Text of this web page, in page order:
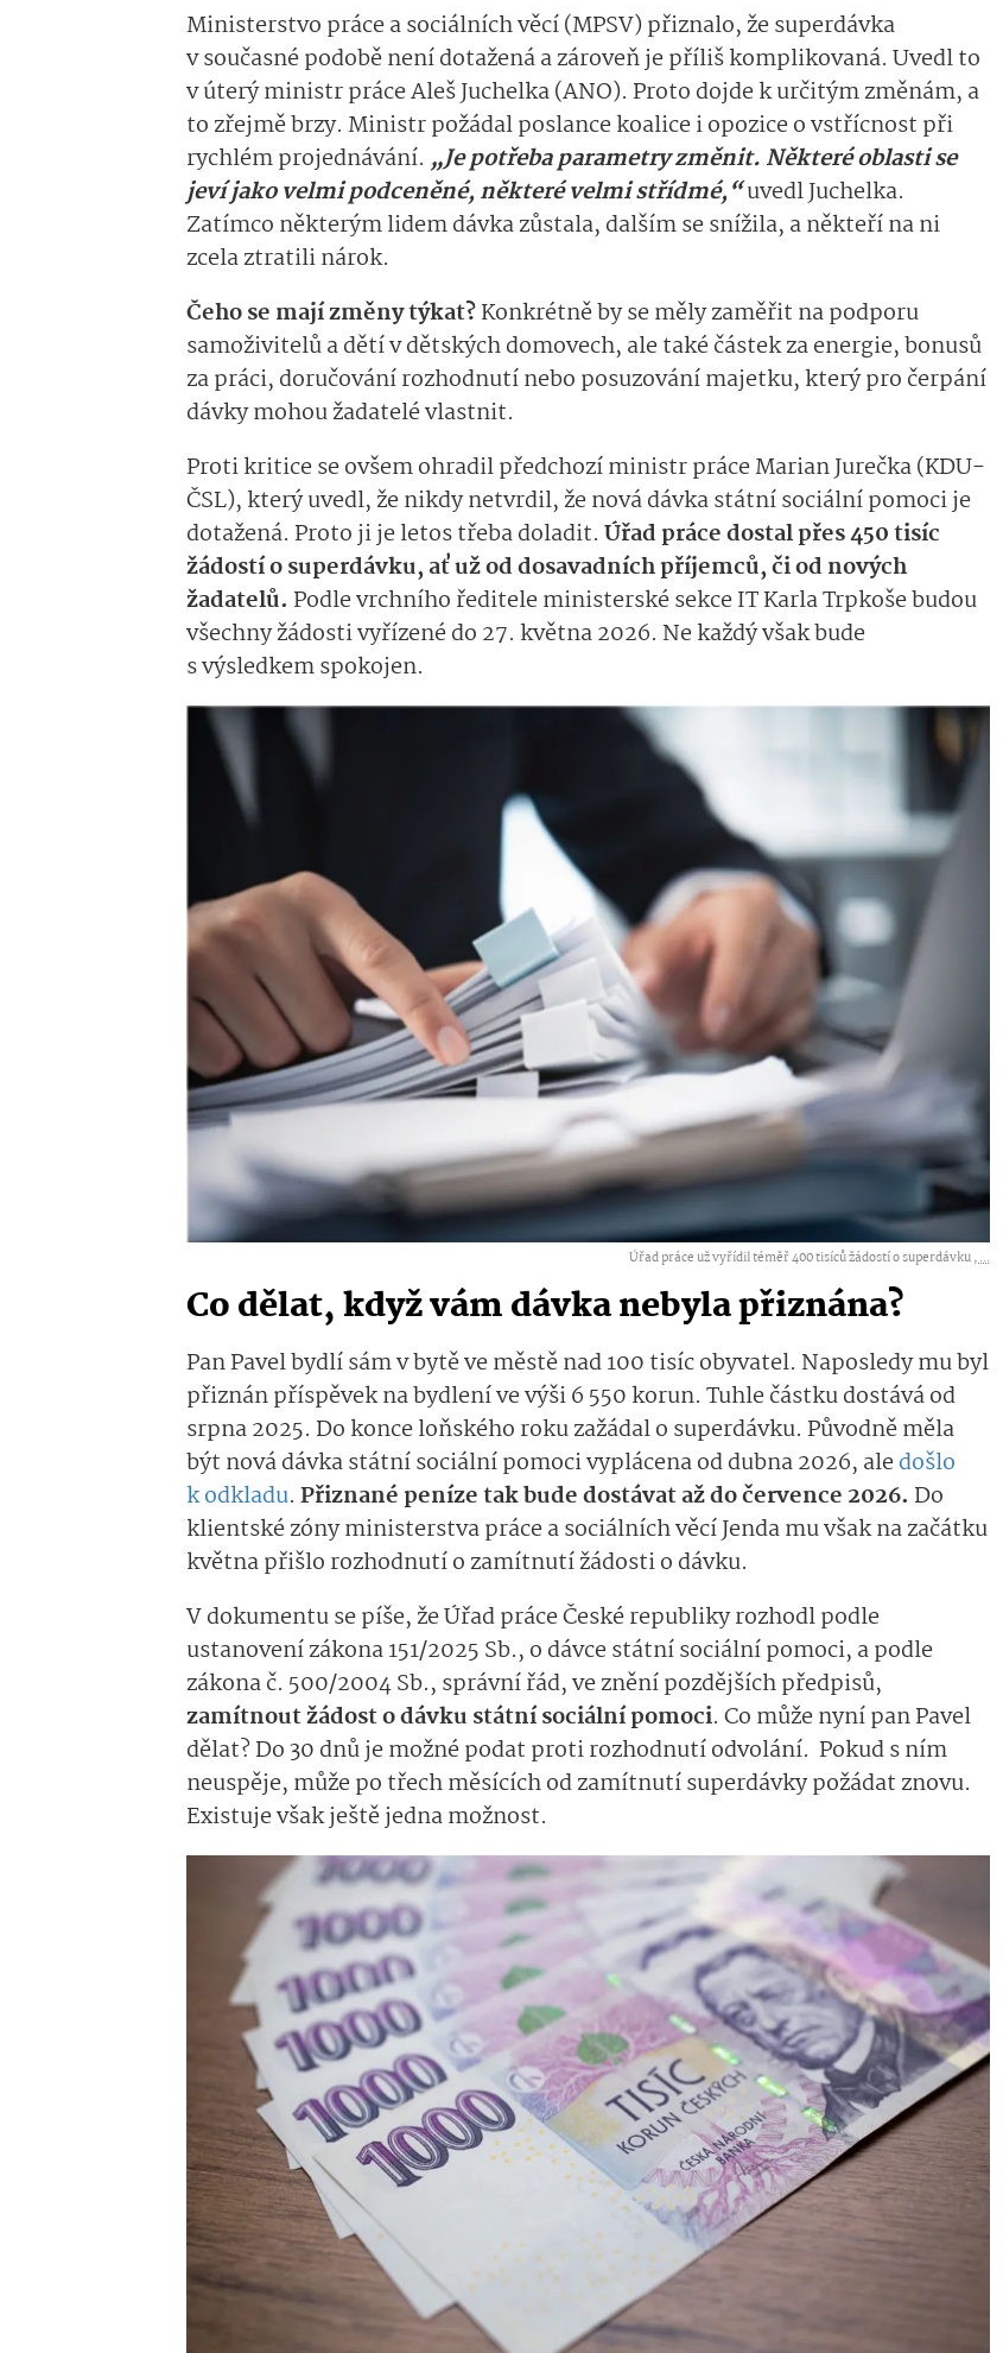
Ministerstvo práce a sociálních věcí (MPSV) přiznalo, že superdávka
v současné podobě není dotažená a zároveň je příliš komplikovaná. Uvedl to
v úterý ministr práce Aleš Juchelka (ANO). Proto dojde k určitým změnám, a
to zřejmě brzy. Ministr požádal poslance koalice i opozice o vstřícnost při
rychlém projednávání. „Je potřeba parametry změnit. Některé oblasti se
jeví jako velmi podceněné, některé velmi střídmé,“uvedl Juchelka.
Zatímco některým lidem dávka zůstala, dalším se snížila, a někteří na ni
zcela ztratili nárok.
Čeho se mají změny týkat?Konkrétně by se měly zaměřit na podporu
samoživitelů a dětí v dětských domovech, ale také částek za energie, bonusů
za práci, doručování rozhodnutí nebo posuzování majetku, který pro čerpání
dávky mohou žadatelé vlastnit.
Proti kritice se ovšem ohradil předchozí ministr práce Marian Jurečka (KDU-
ČSL), který uvedl, že nikdy netvrdil, že nová dávka státní sociální pomoci je
dotažená. Proto ji je letos třeba doladit. Úřad práce dostal přes 450 tisíc
žádostí o superdávku, ať už od dosavadních příjemců, či od nových
žadatelů. Podle vrchního ředitele ministerské sekce IT Karla Trpkoše budou
všechny žádosti vyřízené do 27. května 2026. Ne každý však bude
s výsledkem spokojen.
Úřad práce už vyřídil téměř 400 tisíců žádostí o superdávku ,...
Co dělat, když vám dávka nebyla přiznána?
Pan Pavel bydlí sám v bytě ve městě nad 100 tisíc obyvatel. Naposledy mu byl
přiznán příspěvek na bydlení ve výši 6 550 korun. Tuhle částku dostává od
srpna 2025. Do konce loňského roku zažádal o superdávku. Původně měla
být nová dávka státní sociální pomoci vyplácena od dubna 2026, aledošlo
k odkladu. Přiznané peníze tak bude dostávat až do července 2026. Do
klientské zóny ministerstva práce a sociálních věcí Jenda mu však na začátku
května přišlo rozhodnutí o zamítnutí žádosti o dávku.
V dokumentu se píše, že Úřad práce České republiky rozhodl podle
ustanovení zákona 151/2025 Sb., o dávce státní sociální pomoci, a podle
zákona č. 500/2004 Sb., správní řád, ve znění pozdějších předpisů,
zamítnout žádost o dávku státní sociální pomoci. Co může nyní pan Pavel
dělat? Do 30 dnů je možné podat proti rozhodnutí odvolání. Pokud s ním
neuspěje, může po třech měsících od zamítnutí superdávky požádat znovu.
Existuje však ještě jedna možnost.